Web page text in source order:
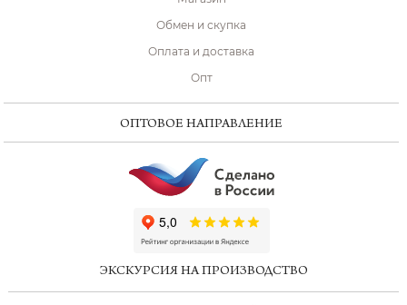
Обмен и скупка
Оплата и доставка
Опт
ОПТОВОЕ НАПРАВЛЕНИЕ
ЭКСКУРСИЯ НА ПРОИЗВОДСТВО